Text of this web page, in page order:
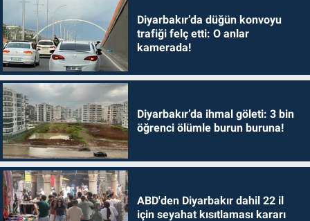
Diyarbakır’da düğün konvoyu
trafiği felç etti: O anlar
kamerada!
Diyarbakır’da ihmal göleti: 3 bin
öğrenci ölümle burun buruna!
ABD'den Diyarbakır dahil 22 il
için seyahat kısıtlaması kararı